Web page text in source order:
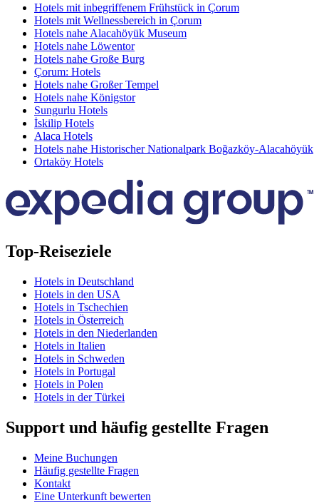
Hotels mit inbegriffenem Frühstück in Çorum
Hotels mit Wellnessbereich in Çorum
Hotels nahe Alacahöyük Museum
Hotels nahe Löwentor
Hotels nahe Große Burg
Çorum: Hotels
Hotels nahe Großer Tempel
Hotels nahe Königstor
Sungurlu Hotels
İskilip Hotels
Alaca Hotels
Hotels nahe Historischer Nationalpark Boğazköy-Alacahöyük
Ortaköy Hotels
Top-Reiseziele
Hotels in Deutschland
Hotels in den USA
Hotels in Tschechien
Hotels in Österreich
Hotels in den Niederlanden
Hotels in Italien
Hotels in Schweden
Hotels in Portugal
Hotels in Polen
Hotels in der Türkei
Support und häufig gestellte Fragen
Meine Buchungen
Häufig gestellte Fragen
Kontakt
Eine Unterkunft bewerten